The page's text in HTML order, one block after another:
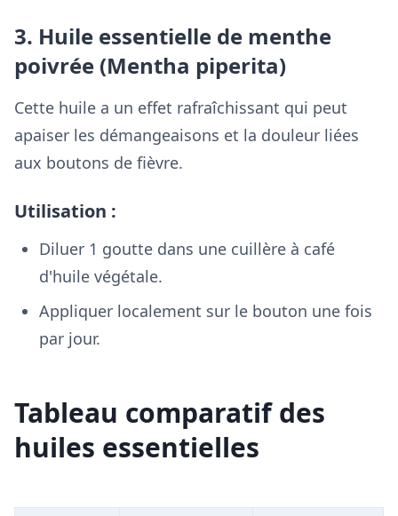
3. Huile essentielle de menthe
poivrée (Mentha piperita)
Cette huile a un effet rafraîchissant qui peut
apaiser les démangeaisons et la douleur liées
aux boutons de fièvre.
Utilisation :
Diluer 1 goutte dans une cuillère à café
d'huile végétale.
Appliquer localement sur le bouton une fois
par jour.
Tableau comparatif des
huiles essentielles